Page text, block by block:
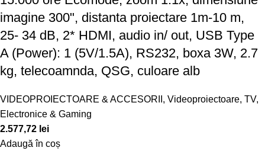
imagine 300", distanta proiectare 1m-10 m,
25- 34 dB, 2* HDMI, audio in/ out, USB Type
A (Power): 1 (5V/1.5A), RS232, boxa 3W, 2.7
kg, telecoamnda, QSG, culoare alb
VIDEOPROIECTOARE & ACCESORII , Videoproiectoare, TV,
Electronice & Gaming
2.577,72 lei
Adaugă în coș